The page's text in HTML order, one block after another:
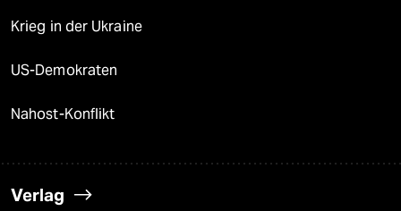
Krieg in der Ukraine
US-Demokraten
Nahost-Konflikt
Verlag